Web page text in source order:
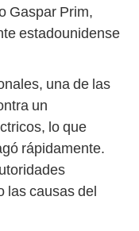
Gaspar Prim,
estadounidense
una de las
un
lo que
rápidamente.
las causas del